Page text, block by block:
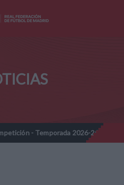
2026-2027 // Nota